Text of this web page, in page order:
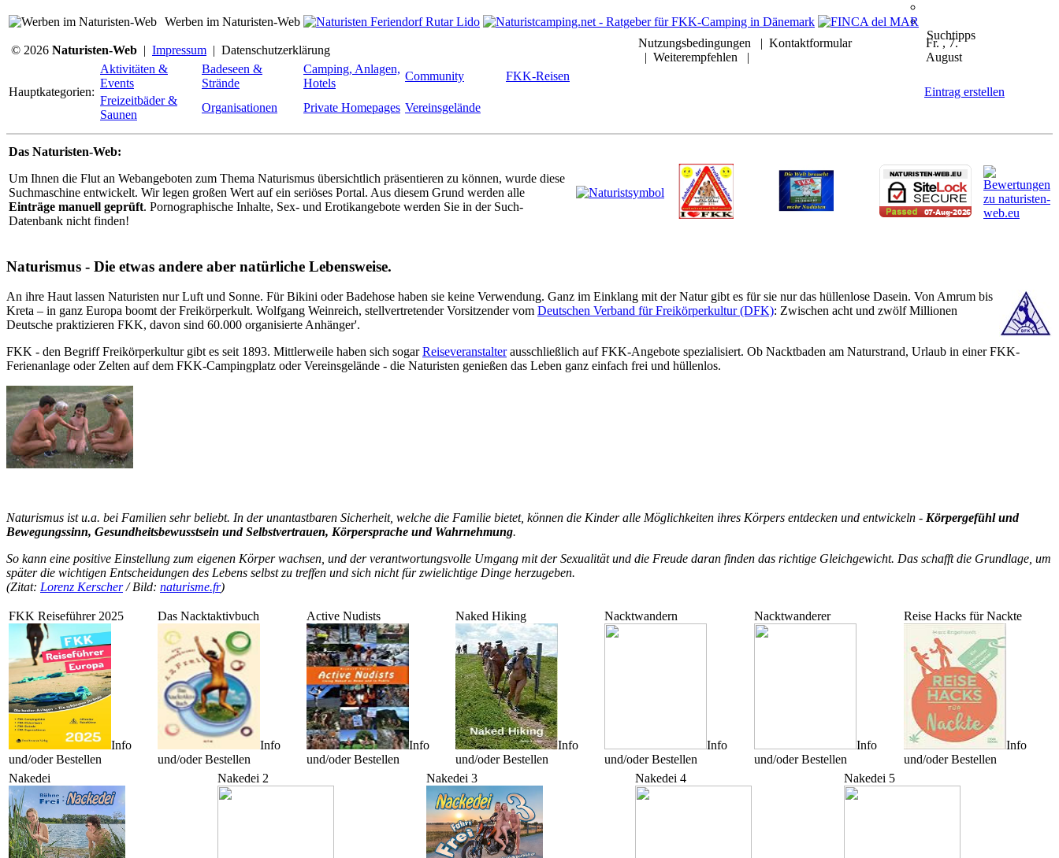
Suchtipps
Hauptkategorien:
Aktivitäten &
Events
Badeseen &
Strände
Camping, Anlagen,
Hotels
Community
FKK-Reisen
Freizeitbäder &
Saunen
Organisationen Private Homepages Vereinsgelände
Eintrag erstellen
Das Naturisten-Web:
Um Ihnen die Flut an Webangeboten zum Thema Naturismus übersichtlich präsentieren zu können, wurde diese
Suchmaschine entwickelt. Wir legen großen Wert auf ein seriöses Portal. Aus diesem Grund werden alle
Einträge manuell geprüft. Pornographische Inhalte, Sex- und Erotikangebote werden Sie in der Such-
Datenbank nicht finden!
Naturismus - Die etwas andere aber natürliche Lebensweise.
An ihre Haut lassen Naturisten nur Luft und Sonne. Für Bikini oder Badehose haben sie keine Verwendung. Ganz im Einklang mit der Natur gibt es für sie nur das hüllenlose Dasein. Von Amrum bis
Kreta – in ganz Europa boomt der Freikörperkult. Wolfgang Weinreich, stellvertretender Vorsitzender vom Deutschen Verband für Freikörperkultur (DFK): Zwischen acht und zwölf Millionen
Deutsche praktizieren FKK, davon sind 60.000 organisierte Anhänger'.
FKK - den Begriff Freikörperkultur gibt es seit 1893. Mittlerweile haben sich sogarReiseveranstalterausschließlich auf FKK-Angebote spezialisiert. Ob Nacktbaden am Naturstrand, Urlaub in einer FKK-
Ferienanlage oder Zelten auf dem FKK-Campingplatz oder Vereinsgelände - die Naturisten genießen das Leben ganz einfach frei und hüllenlos.
Naturismus ist u.a. bei Familien sehr beliebt. In der unantastbaren Sicherheit, welche die Familie bietet, können die Kinder alle Möglichkeiten ihres Körpers entdecken und entwickeln - Körpergefühl und
Bewegungssinn, Gesundheitsbewusstsein und Selbstvertrauen, Körpersprache und Wahrnehmung.
So kann eine positive Einstellung zum eigenen Körper wachsen, und der verantwortungsvolle Umgang mit der Sexualität und die Freude daran finden das richtige Gleichgewicht. Das schafft die Grundlage, um
später die wichtigen Entscheidungen des Lebens selbst zu treffen und sich nicht für zwielichtige Dinge herzugeben.
(Zitat: Lorenz Kerscher/ Bild: naturisme.fr)
FKK Reiseführer 2025
Info
und/oder Bestellen
Das Nacktaktivbuch
Info
und/oder Bestellen
Active Nudists
Info
und/oder Bestellen
Naked Hiking
Info
und/oder Bestellen
Nacktwandern
Info
und/oder Bestellen
Nacktwanderer
Info
und/oder Bestellen
Reise Hacks für Nackte
Info
und/oder Bestellen
Nakedei
Nakedei 2 Nakedei 3 Nakedei 4 Nakedei 5
Werben im Naturisten-Web
© 2026 Naturisten-Web | Impressum | Datenschutzerklärung
Nutzungsbedingungen | Kontaktformular
| Weiterempfehlen |
Fr. , 7.
August